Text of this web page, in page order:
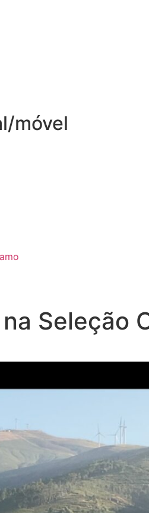
móvel
Seleção